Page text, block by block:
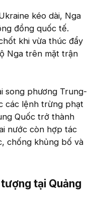
kéo dài, Nga
đồng quốc tế.
khi vừa thúc đẩy
Nga trên mặt trận
song phương Trung-
các lệnh trừng phạt
Quốc trở thành
nước còn hợp tác
chống khủng bố và
tại Quảng